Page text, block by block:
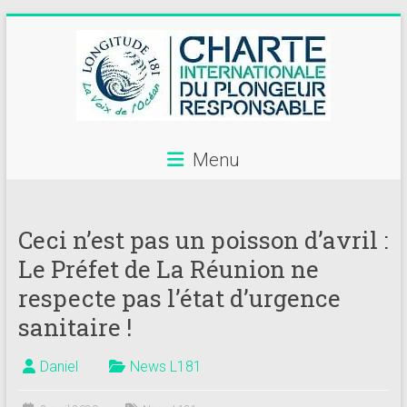
centres
de
plongée
adhérents
Menu
Ceci n’est pas un poisson d’avril :
Le Préfet de La Réunion ne
respecte pas l’état d’urgence
sanitaire !
Daniel News L181